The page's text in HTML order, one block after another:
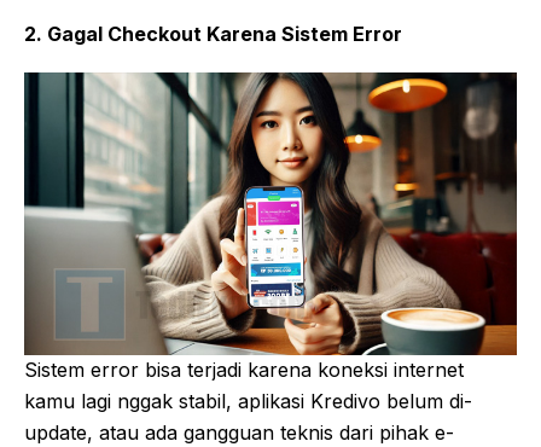
2. Gagal Checkout Karena Sistem Error
Sistem error bisa terjadi karena koneksi internet
kamu lagi nggak stabil, aplikasi Kredivo belum di-
update, atau ada gangguan teknis dari pihak e-